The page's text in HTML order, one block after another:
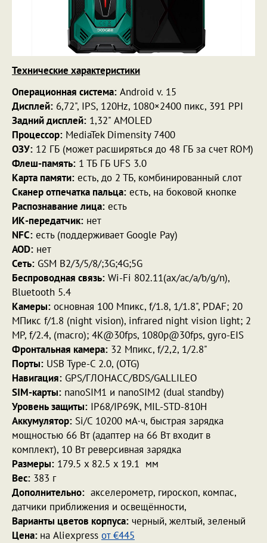
Технические характеристики
Операционная система: Android v. 15
Дисплей: 6,72", IPS, 120Hz, 1080×2400 пикс, 391 PPI
Задний дисплей: 1,32" AMOLED
Процессор: MediaTek Dimensity 7400
ОЗУ: 12 ГБ (может расширяться до 48 ГБ за счет ROM)
Флеш-память: 1 ТБ ГБ UFS 3.0
Карта памяти: есть, до 2 ТБ, комбинированный слот
Сканер отпечатка пальца: есть, на боковой кнопке
Распознавание лица: есть
ИК-передатчик: нет
NFC: есть (поддерживает Google Pay)
AOD: нет
Сеть: GSM B2/3/5/8/;3G;4G;5G
Беспроводная связь: Wi-Fi 802.11(ax/ac/a/b/g/n),
Bluetooth 5.4
Камеры: основная 100 Мпикс, f/1.8, 1/1.8", PDAF; 20
МПикс f/1.8 (night vision), infrared night vision light; 2
MP, f/2.4, (macro); 4K@30fps, 1080p@30fps, gyro-EIS
Фронтальная камера: 32 Мпикс, f/2,2, 1/2.8"
Порты: USB Type-C 2.0, (OTG)
Навигация: GPS/ГЛОНАСС/BDS/GALLILEO
SIM-карты: nanoSIM1 и nanoSIM2 (dual standby)
Уровень защиты: IP68/IP69K, MIL-STD-810H
Аккумулятор: Si/C 10200 мА·ч, быстрая зарядка
мощностью 66 Вт (адаптер на 66 Вт входит в
комплект), 10 Вт реверсивная зарядка
Размеры: 179.5 x 82.5 x 19.1 мм
Вес: 383 г
Дополнительно: акселерометр, гироскоп, компас,
датчики приближения и освещённости,
Варианты цветов корпуса: черный, желтый, зеленый
Цена: на Aliexpress от €445